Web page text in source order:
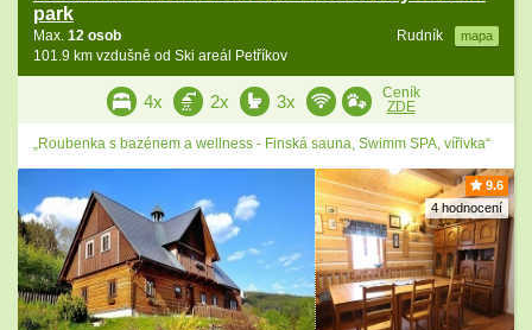
park
Rudník mapa
Max. 12 osob
101.9 km vzdušně od Ski areál Petříkov
4x 2x 3x
Ceník
ZDE
„Roubenka s bazénem a wellness - Finská sauna, Swimm SPA, vířivka“
9.6
4 hodnocení